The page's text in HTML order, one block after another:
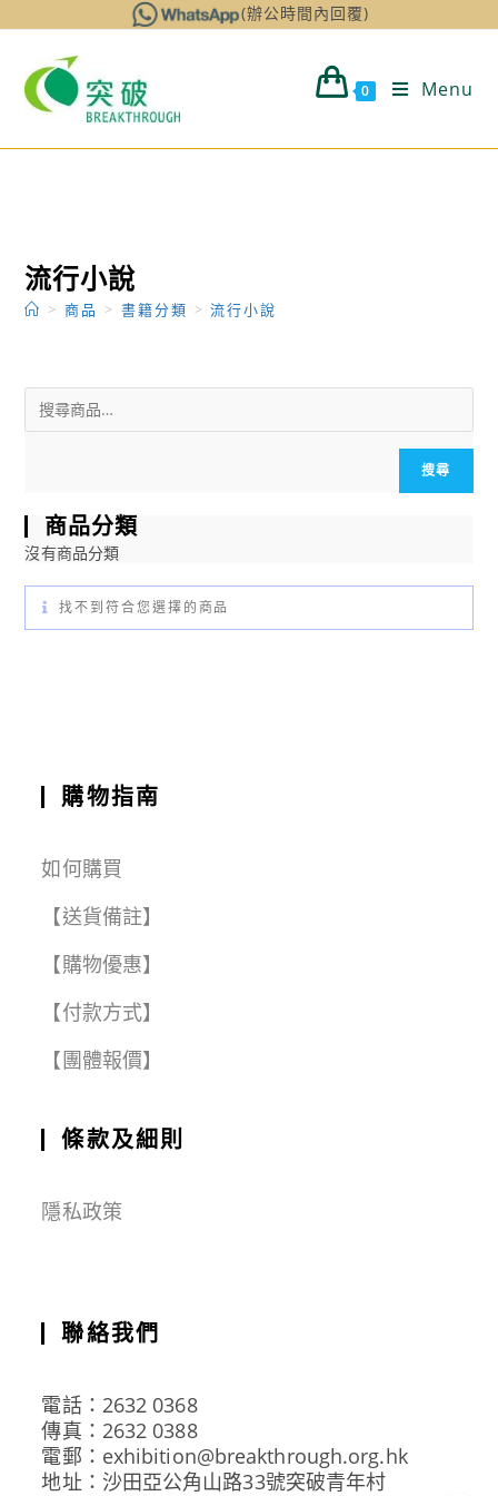
to
content
(辦公時間內回覆)
0 Menu
流行小說
> 商品 > 書籍分類 > 流行小說
搜尋
商品分類
沒有商品分類
找不到符合您選擇的商品
購物指南
如何購買
【送貨備註】
【購物優惠】
【付款方式】
【團體報價】
條款及細則
隱私政策
聯絡我們
電話：2632 0368
傳真：2632 0388
電郵：exhibition@breakthrough.org.hk
地址：沙田亞公角山路33號突破青年村